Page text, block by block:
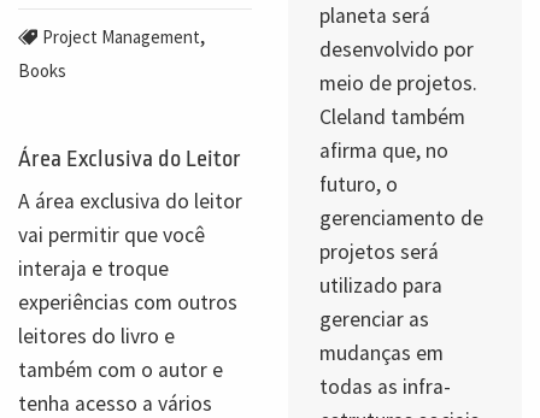
Project Management,
Books
Área Exclusiva do Leitor
A área exclusiva do leitor
vai permitir que você
interaja e troque
experiências com outros
leitores do livro e
também com o autor e
tenha acesso a vários
planeta será
desenvolvido por
meio de projetos.
Cleland também
afirma que, no
futuro, o
gerenciamento de
projetos será
utilizado para
gerenciar as
mudanças em
todas as infra-